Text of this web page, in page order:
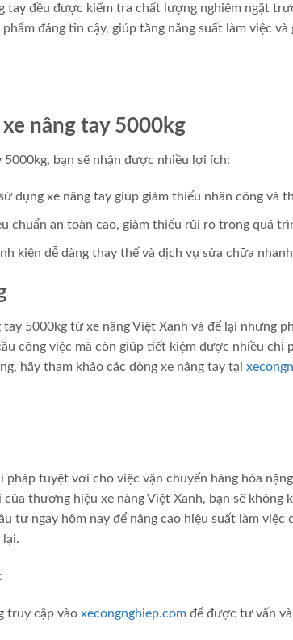
tay đều được kiểm tra chất lượng nghiêm ngặt
đáng tin cậy, giúp tăng năng suất làm việc
nâng tay 5000kg
bạn sẽ nhận được nhiều lợi ích:
dụng xe nâng tay giúp giảm thiểu nhân công và
chuẩn an toàn cao, giảm thiểu rủi ro trong quá
kiện dễ dàng thay thế và dịch vụ sửa chữa
tay 5000kg từ xe nâng Việt Xanh và để lại những
công việc mà còn giúp tiết kiệm được nhiều chi
hãy tham khảo các dòng xe nâng tay tại
pháp tuyệt vời cho việc vận chuyển hàng hóa
thương hiệu xe nâng Việt Xanh, bạn sẽ không
tư ngay hôm nay để nâng cao hiệu suất làm việc
lại.
truy cập vào xecongnghiep.com để được tư vấn